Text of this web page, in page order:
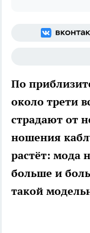
По
около трети
страдают от
ношения
растёт: мода
больше и
такой